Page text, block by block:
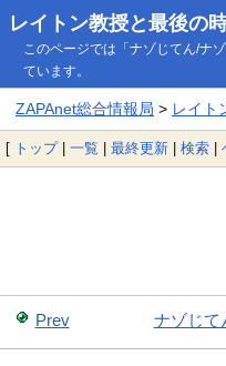
レイトン教授と最後の
このページでは「ナゾじてん/ナ
ています。
ZAPAnet総合情報局 > レイト
[ トップ| 一覧 | 最終更新 | 検索 |
Prev ナゾじて